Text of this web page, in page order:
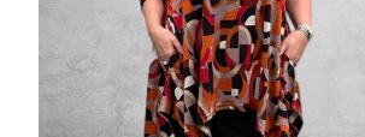
103cm
7 (48/50)
106cm
9 (52/54)
106cm